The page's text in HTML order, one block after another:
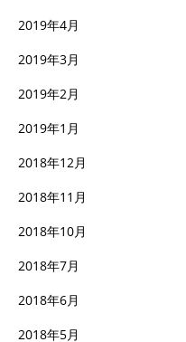
2019年4月
2019年3月
2019年2月
2019年1月
2018年12月
2018年11月
2018年10月
2018年7月
2018年6月
2018年5月